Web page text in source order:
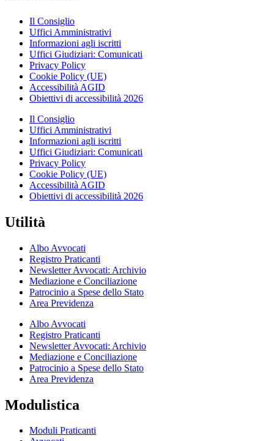
Il Consiglio
Uffici Amministrativi
Informazioni agli iscritti
Uffici Giudiziari: Comunicati
Privacy Policy
Cookie Policy (UE)
Accessibilità AGID
Obiettivi di accessibilità 2026
Il Consiglio
Uffici Amministrativi
Informazioni agli iscritti
Uffici Giudiziari: Comunicati
Privacy Policy
Cookie Policy (UE)
Accessibilità AGID
Obiettivi di accessibilità 2026
Utilità
Albo Avvocati
Registro Praticanti
Newsletter Avvocati: Archivio
Mediazione e Conciliazione
Patrocinio a Spese dello Stato
Area Previdenza
Albo Avvocati
Registro Praticanti
Newsletter Avvocati: Archivio
Mediazione e Conciliazione
Patrocinio a Spese dello Stato
Area Previdenza
Modulistica
Moduli Praticanti